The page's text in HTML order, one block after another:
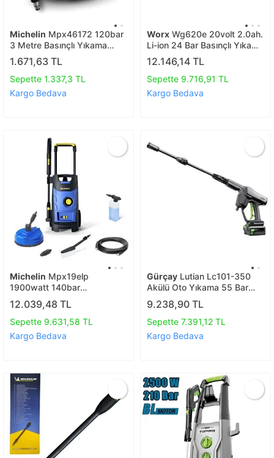
Michelin Mpx46172 120bar
3 Metre Basınçlı Yıkama
Makinası Hortumu
1.671,63 TL
Sepette 1.337,3 TL
Kargo Bedava
Worx Wg620e 20volt 2.0ah.
Li-ion 24 Bar Basınçlı Yıkama
Tabancası
12.146,14 TL
Sepette 9.716,91 TL
Kargo Bedava
Michelin Mpx19elp
1900watt 140bar
Profesyonel Basınçlı Yıkama
Makinesi + Zemin/araç
Yıkama Fırçası
12.039,48 TL
Sepette 9.631,58 TL
Kargo Bedava
Gürçay Lutian Lc101-350
Akülü Oto Yıkama 55 Bar
40v
9.238,90 TL
Sepette 7.391,12 TL
Kargo Bedava